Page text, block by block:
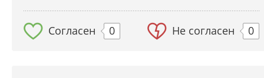
Согласен 0 Не согласен 0